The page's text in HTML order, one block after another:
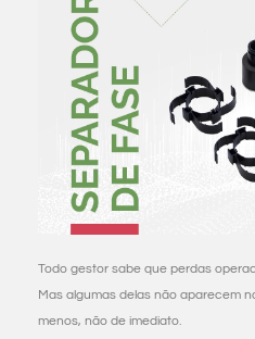
Todo gestor sabe que perdas
Mas algumas delas não aparecem
menos, não de imediato.